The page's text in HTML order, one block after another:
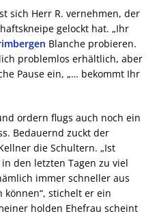
sich Herr R. vernehmen, der
gelockt hat. „Ihr
Blanche probieren.
problemlos erhältlich, aber
Pause ein, „… bekommt Ihr
ordern flugs auch noch ein
Bedauernd zuckt der
die Schultern. „Ist
den letzten Tagen zu viel
immer schneller aus
können“, stichelt er ein
holden Ehefrau scheint